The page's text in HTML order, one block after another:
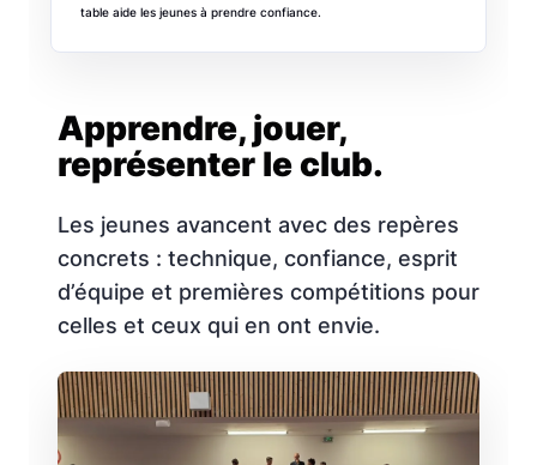
table aide les jeunes à prendre confiance.
Apprendre, jouer,
représenter le club.
Les jeunes avancent avec des repères
concrets : technique, confiance, esprit
d’équipe et premières compétitions pour
celles et ceux qui en ont envie.